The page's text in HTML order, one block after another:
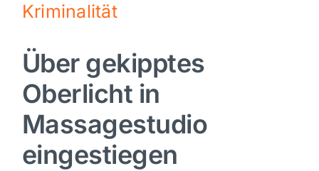
Nachrichten
Politik
Wirtschaft
Sport
Kriminalität
Über gekipptes
Oberlicht in
Massagestudio
eingestiegen